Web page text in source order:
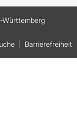
Württemberg
Barrierefreiheit